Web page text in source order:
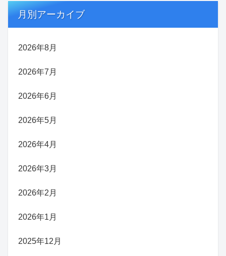
月別アーカイブ
2026年8月
2026年7月
2026年6月
2026年5月
2026年4月
2026年3月
2026年2月
2026年1月
2025年12月